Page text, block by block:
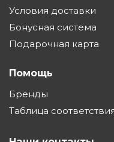
Условия доставки
Бонусная система
Подарочная карта
Помощь
Бренды
Таблица